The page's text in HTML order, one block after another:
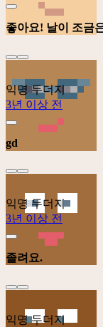
좋아요! 날이 조금
익명 두더지
3년 이상 전
gd
익명 두더지
3년 이상 전
졸려요.
익명 두더지